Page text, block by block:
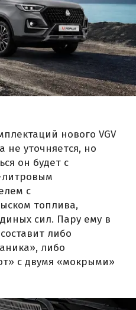
нового VGV
не уточняется, но
он будет с
литровым
с
топлива,
сил. Пару ему в
либо
либо
с двумя «мокрыми»